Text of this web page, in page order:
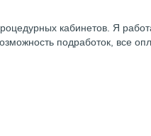
кабинетов. Я
подработок, все